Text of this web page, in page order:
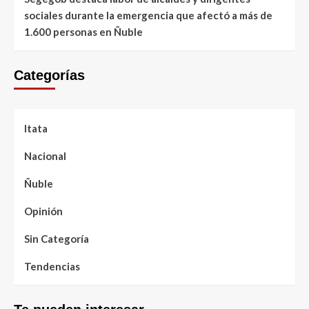
sociales durante la emergencia que afectó a más de
1.600 personas en Ñuble
Categorías
Itata
Nacional
Ñuble
Opinión
Sin Categoría
Tendencias